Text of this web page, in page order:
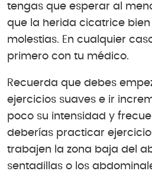
tengas que esperar al
que la herida cicatrice bien
molestias. En cualquier
primero con tu médico.
Recuerda que debes
ejercicios suaves e ir
poco su intensidad y
deberías practicar
trabajen la zona baja del
sentadillas o los